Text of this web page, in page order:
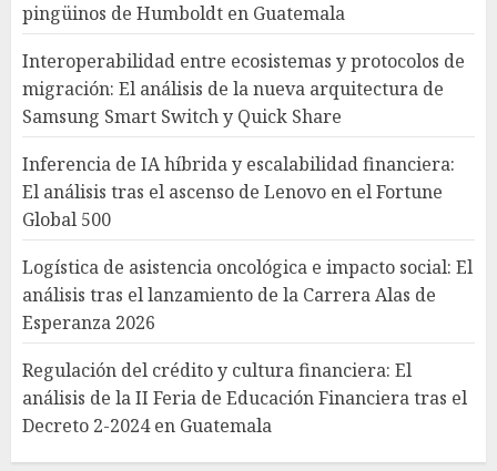
pingüinos de Humboldt en Guatemala
Interoperabilidad entre ecosistemas y protocolos de
migración: El análisis de la nueva arquitectura de
Samsung Smart Switch y Quick Share
Inferencia de IA híbrida y escalabilidad financiera:
El análisis tras el ascenso de Lenovo en el Fortune
Global 500
Logística de asistencia oncológica e impacto social: El
análisis tras el lanzamiento de la Carrera Alas de
Esperanza 2026
Regulación del crédito y cultura financiera: El
análisis de la II Feria de Educación Financiera tras el
Decreto 2-2024 en Guatemala